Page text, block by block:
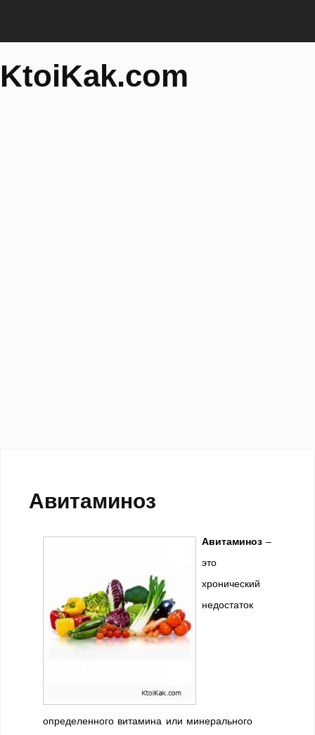
KtoiKak.com
Авитаминоз
Авитаминоз –
это
хронический
недостаток
определенного витамина или минерального